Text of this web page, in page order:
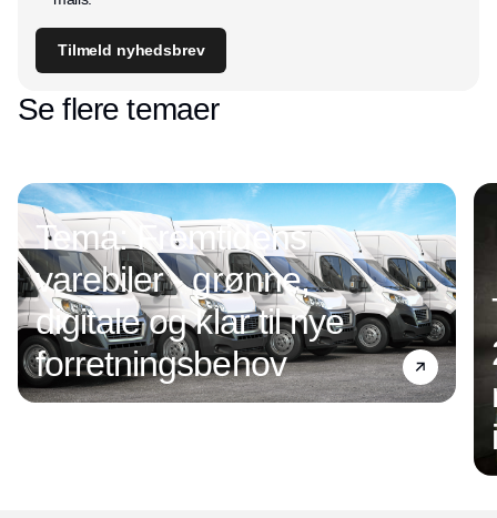
Tilmeld nyhedsbrev
Se flere temaer
Tema: Fremtidens
varebiler - grønne,
digitale og klar til nye
forretningsbehov